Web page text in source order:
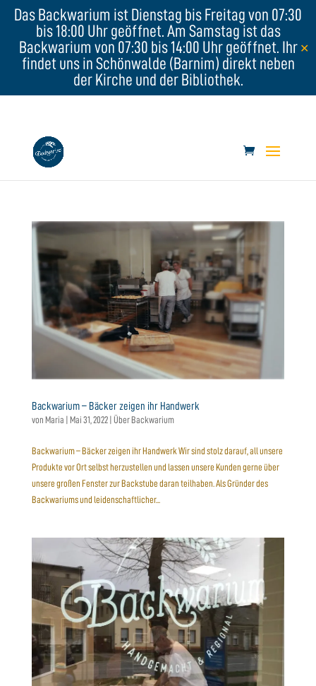
Das Backwarium ist Dienstag bis Freitag von 07:30
bis 18:00 Uhr geöffnet. Am Samstag ist das
Backwarium von 07:30 bis 14:00 Uhr geöffnet. Ihr
findet uns in Schönwalde (Barnim) direkt neben
der Kirche und der Bibliothek.
✕
Backwarium – Bäcker zeigen ihr Handwerk
von Maria Mai 31, 2022| Über Backwarium
Backwarium – Bäcker zeigen ihr Handwerk Wir sind stolz darauf, all unsere
Produkte vor Ort selbst herzustellen und lassen unsere Kunden gerne über
unsere großen Fenster zur Backstube daran teilhaben. Als Gründer des
Backwariums und leidenschaftlicher...